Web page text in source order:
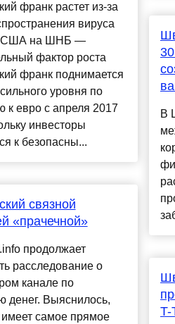
франк растет из-за
вируса
США на ШНБ —
фактор роста
франк поднимается
уровня по
к евро с апреля 2017
инвесторы
к безопасны...
связной
«прачечной»
продолжает
расследование о
канале по
денег. Выяснилось,
имеет самое прямое
В
T-